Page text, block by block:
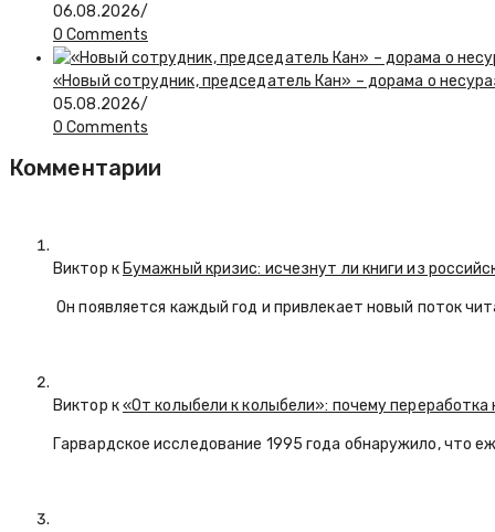
06.08.2026/
0 Comments
«Новый сотрудник, председатель Кан» – дорама о
05.08.2026/
0 Comments
Комментарии
Виктор к Бумажный кризис: исчезнут ли книги из
Он появляется каждый год и привлекает новый поток
Виктор к«От колыбели к колыбели»: почему переработка
Гарвардское исследование 1995 года обнаружило, что